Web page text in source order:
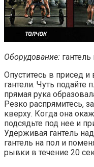
Оборудование:
Опуститесь в присед
гантели. Чуть подайте
прямая рука
Резко распрямитесь,
кверху. Когда она
подсядьте под нее и
Удерживая гантель
гантель на пол и
рывки в течение 20